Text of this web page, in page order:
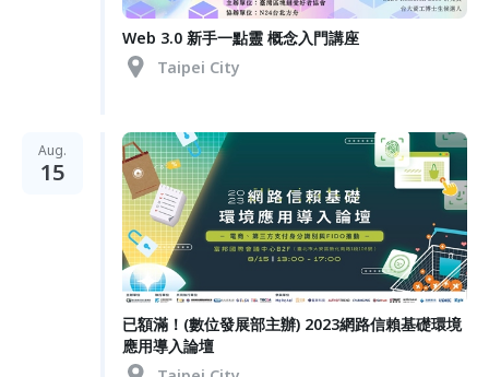
Web 3.0 新手一點靈 概念入門講座
Taipei City
Aug.
15
已額滿！(數位發展部主辦) 2023網路信賴基礎環境
應用導入論壇